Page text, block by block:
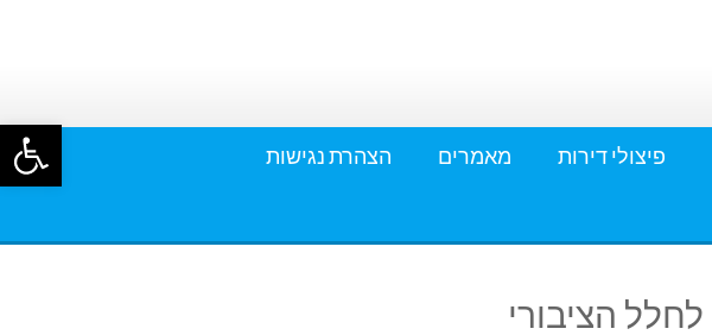
פתח פיצולי דירות מאמרים הצהרת נגישות